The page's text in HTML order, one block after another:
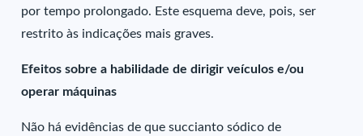
por tempo prolongado. Este esquema deve, pois, ser
restrito às indicações mais graves.
Efeitos sobre a habilidade de dirigir veículos e/ou
operar máquinas
Não há evidências de que succianto sódico de